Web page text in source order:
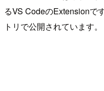
るVS CodeのExtensionで
トリで公開されています。